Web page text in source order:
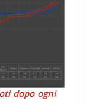
dopo ogni